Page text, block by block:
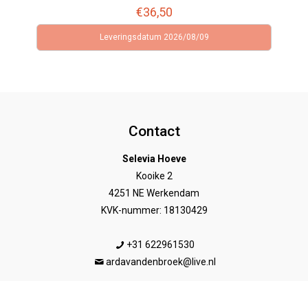
€36,50
Leveringsdatum 2026/08/09
Contact
Selevia Hoeve
Kooike 2
4251 NE Werkendam
KVK-nummer: 18130429
+31 622961530
ardavandenbroek@live.nl